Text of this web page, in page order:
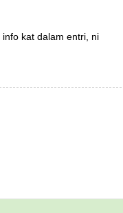
kat dalam entri, ni